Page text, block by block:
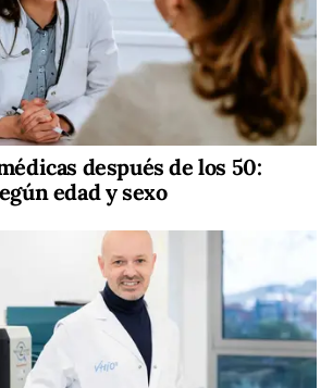
después de los 50:
edad y sexo